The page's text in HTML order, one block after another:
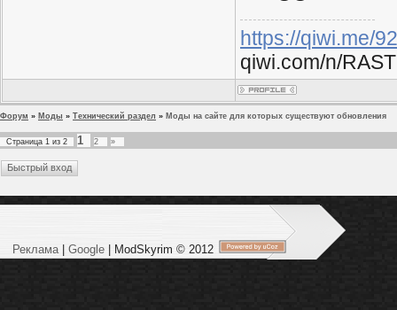
https://qiwi.me/
qiwi.com/n/
Форум » Моды » Технический раздел » Моды на сайте для которых существуют обновления
Страница 1 из 2 1 2 »
Реклама Google | ModSkyrim © 2012